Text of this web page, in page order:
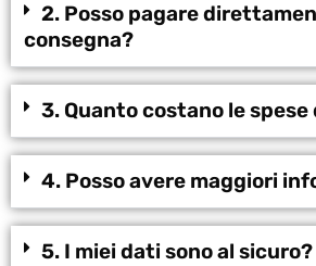
2. Posso pagare
consegna?
3. Quanto costano le
4. Posso avere maggiori
5. I miei dati sono al sicuro?